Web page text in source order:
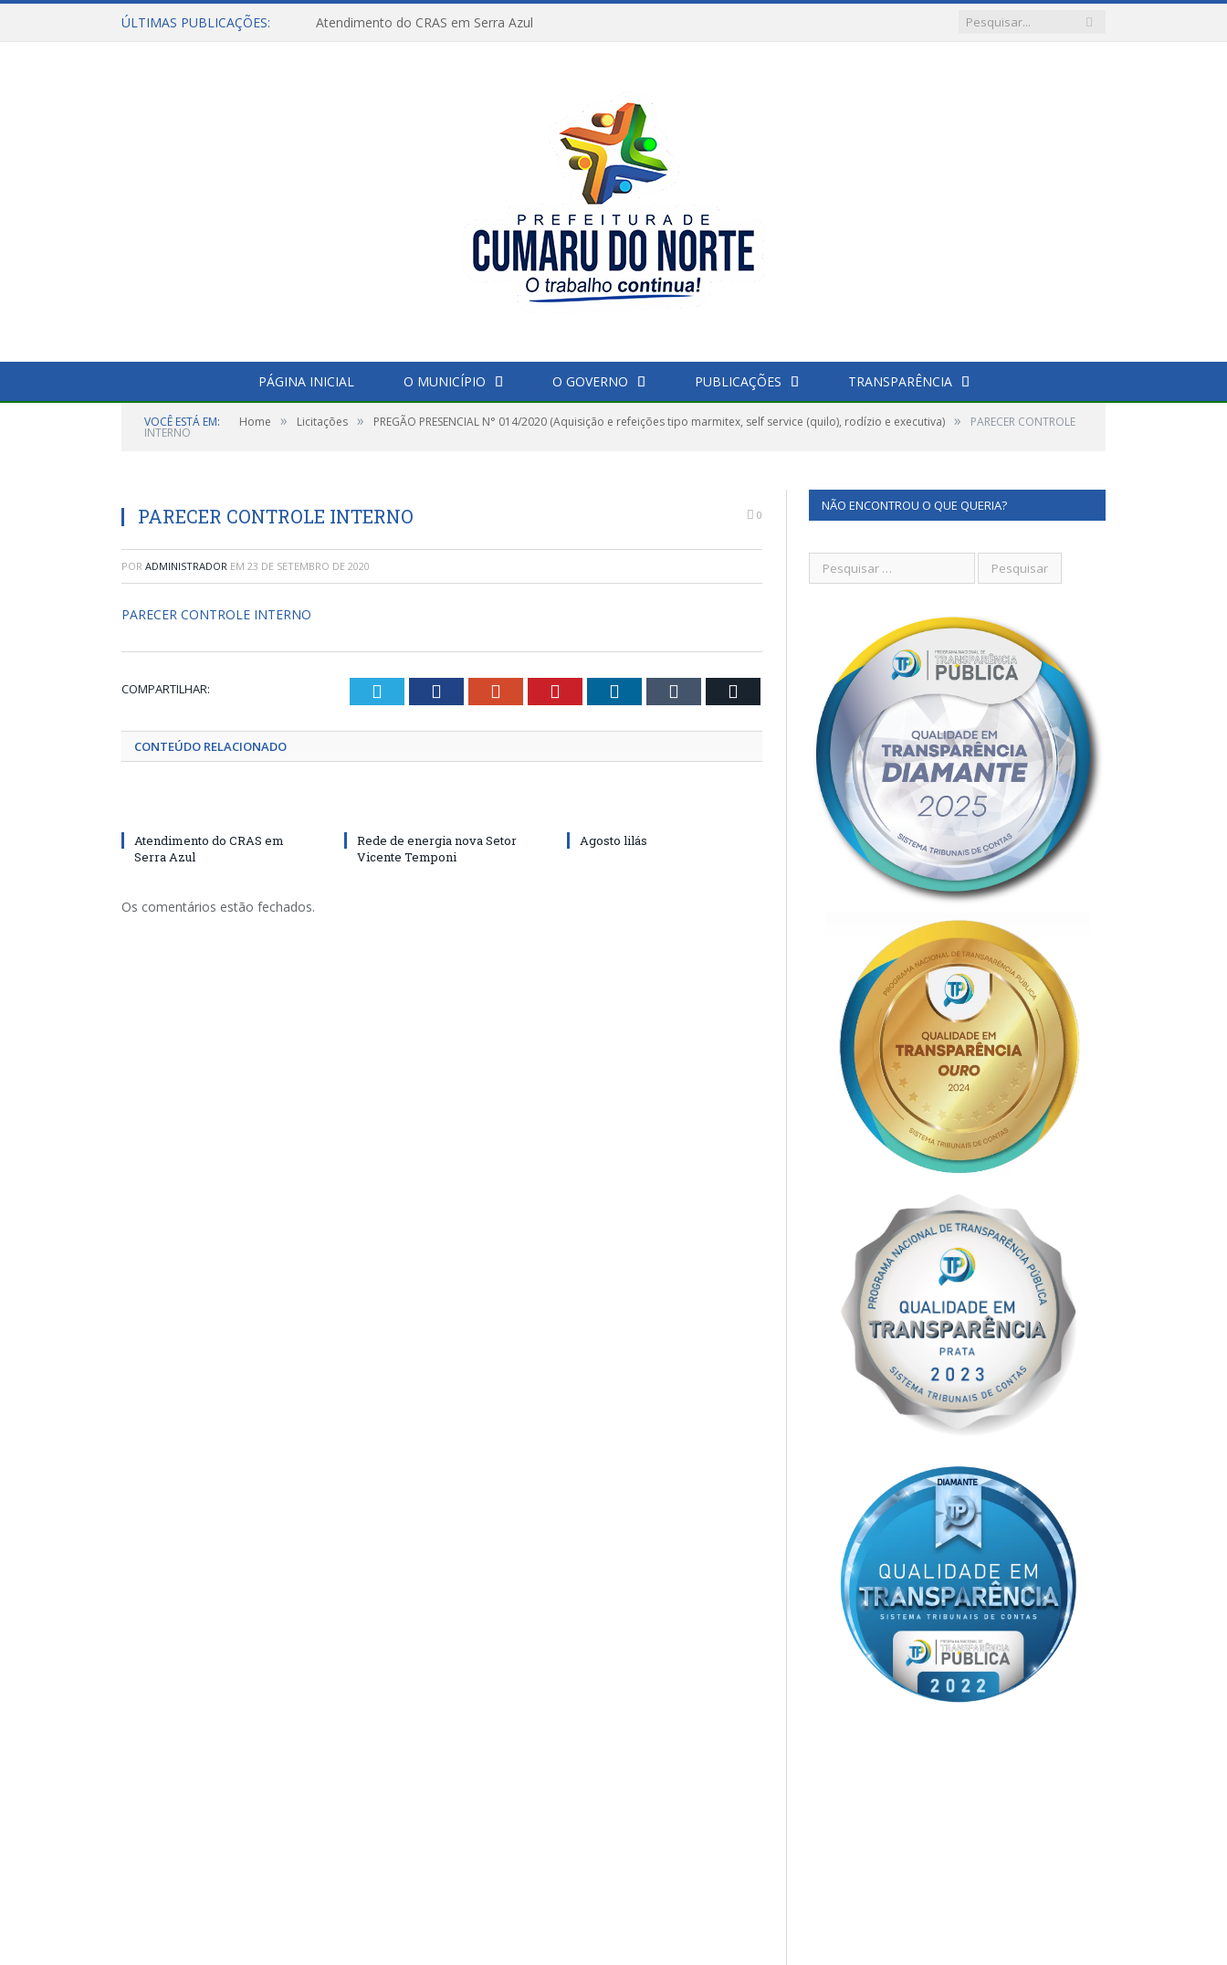
ÚLTIMAS PUBLICAÇÕES: Atendimento do CRAS em Serra Azul
PÁGINA INICIAL O MUNICÍPIO O GOVERNO PUBLICAÇÕES TRANSPARÊNCIA
VOCÊ ESTÁ EM: Home » Licitações » PREGÃO PRESENCIAL N° 014/2020 (Aquisição e refeições tipo marmitex, self service (quilo), rodízio e executiva) » PARECER CONTROLE
INTERNO
PARECER CONTROLE INTERNO 0
POR ADMINISTRADOR EM 23 DE SETEMBRO DE 2020
PARECER CONTROLE INTERNO
COMPARTILHAR: Twitter Facebook Google+ Pinterest LinkedIn Tumblr
CONTEÚDO RELACIONADO
Atendimento do CRAS em
Serra Azul
Rede de energia nova Setor
Vicente Temponi
Agosto lilás
Os comentários estão fechados.
NÃO ENCONTROU O QUE QUERIA?